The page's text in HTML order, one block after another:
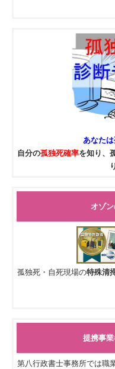
あなたは
自分の孤独死確率を知り、
オゾ
孤独死・自死現場の特殊清
提携事
第八行政書士事務所では職